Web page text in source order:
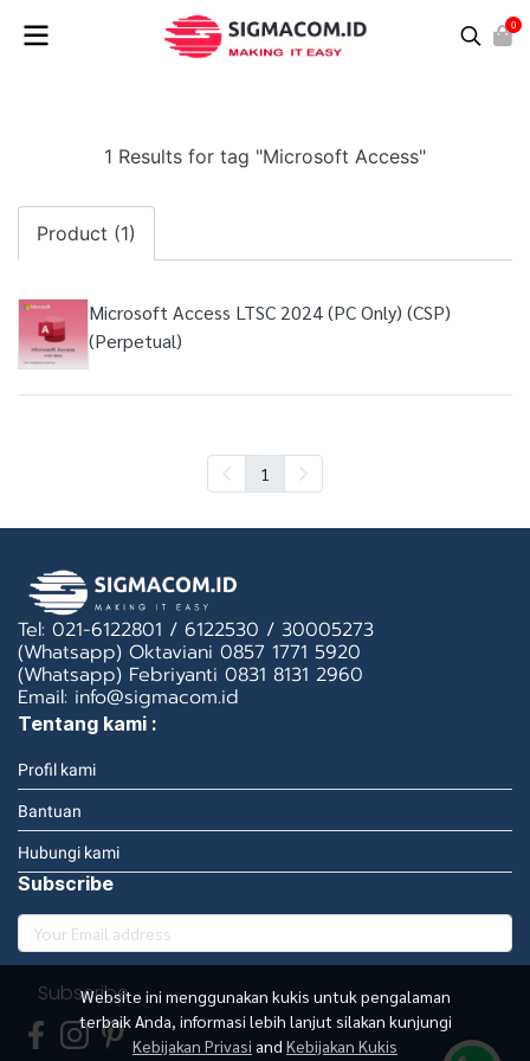
0
1 Results for tag "Microsoft Access"
Product (1)
Microsoft Access LTSC 2024 (PC Only) (CSP)
(Perpetual)
1
Website ini menggunakan kukis untuk pengalaman
terbaik Anda, informasi lebih lanjut silakan kunjungi
Kebijakan Privasi and Kebijakan Kukis
Tel: 021-6122801 / 6122530 / 30005273
(Whatsapp) Oktaviani 0857 1771 5920
(Whatsapp) Febriyanti 0831 8131 2960
Email: info@sigmacom.id
Tentang kami :
Profil kami
Bantuan
Hubungi kami
Subscribe
Subscribe